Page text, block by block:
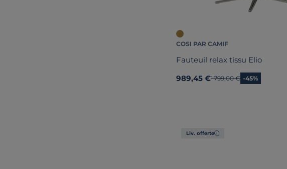
COSI PAR CAMIF
Fauteuil relax tissu Elio
989,45 €Ancien prix
1 799,00 € -45%
Liv. offerte